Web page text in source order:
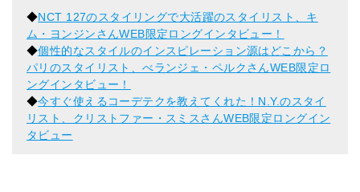
◆NCT 127のスタイリングで大活躍のスタイリスト、キ
ム・ヨンジンさんWEB限定ロングインタビュー！
◆個性的なスタイルのインスピレーション源はどこから？
パリのスタイリスト、べランジェ・ペルクさんWEB限定ロ
ングインタビュー！
◆今すぐ使えるコーデテクを教えてくれた！N.Y.のスタイ
リスト、クリストファー・スミスさんWEB限定ロングイン
タビュー